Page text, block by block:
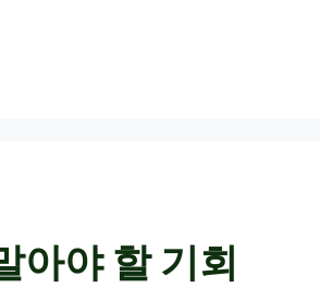
아야 할 기회